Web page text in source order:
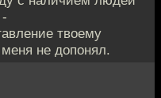
твоему
не допонял.